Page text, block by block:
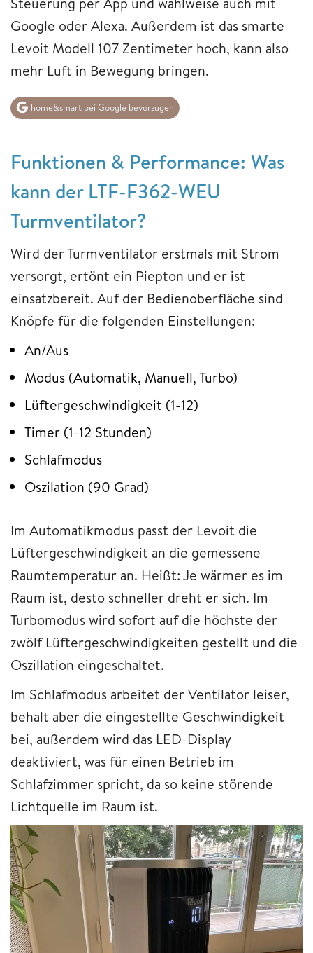
Google oder Alexa. Außerdem ist das smarte
Levoit Modell 107 Zentimeter hoch, kann also
mehr Luft in Bewegung bringen.
home&smart bei Google bevorzugen
Funktionen & Performance: Was
kann der LTF-F362-WEU
Turmventilator?
Wird der Turmventilator erstmals mit Strom
versorgt, ertönt ein Piepton und er ist
einsatzbereit. Auf der Bedienoberfläche sind
Knöpfe für die folgenden Einstellungen:
An/Aus
Modus (Automatik, Manuell, Turbo)
Lüftergeschwindigkeit (1-12)
Timer (1-12 Stunden)
Schlafmodus
Oszilation (90 Grad)
Im Automatikmodus passt der Levoit die
Lüftergeschwindigkeit an die gemessene
Raumtemperatur an. Heißt: Je wärmer es im
Raum ist, desto schneller dreht er sich. Im
Turbomodus wird sofort auf die höchste der
zwölf Lüftergeschwindigkeiten gestellt und die
Oszillation eingeschaltet.
Im Schlafmodus arbeitet der Ventilator leiser,
behalt aber die eingestellte Geschwindigkeit
bei, außerdem wird das LED-Display
deaktiviert, was für einen Betrieb im
Schlafzimmer spricht, da so keine störende
Lichtquelle im Raum ist.